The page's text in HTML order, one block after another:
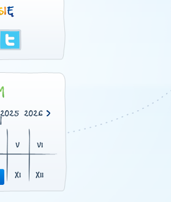
2025
|
2026
V VI
XI XII